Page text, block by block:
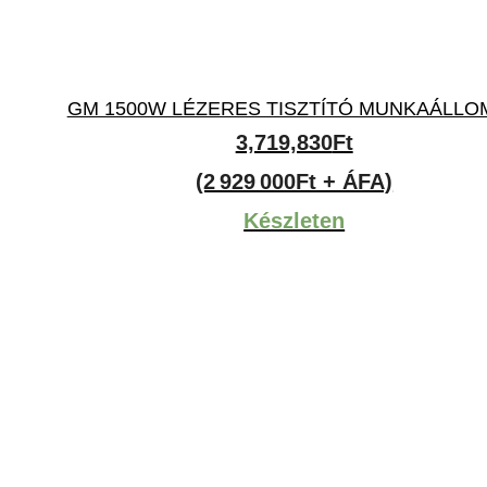
GM 1500W LÉZERES TISZTÍTÓ
3,719,830Ft
(2 929 000Ft + ÁFA)
Készleten